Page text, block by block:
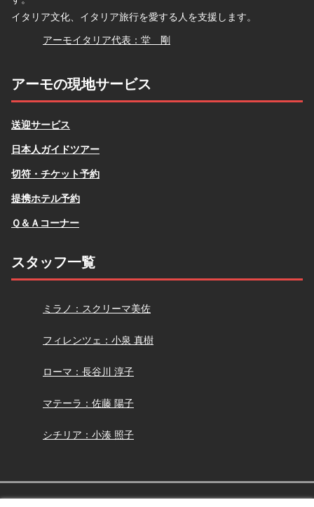
イタリア文化、イタリア旅行を愛する人を支援します。
堂
アーモイタリア代表：堂 剛
アーモの現地サービス
送迎サービス
日本人ガイドツアー
切符・チケット予約
提携ホテル予約
Ｑ＆Ａコーナー
スタッフ一覧
スクリーマ
ミラノ：スクリーマ美佐
小泉
フィレンツェ：小泉 真樹
長谷川
ローマ：長谷川 淳子
佐藤
マテーラ：佐藤 陽子
小湊
シチリア：小湊 照子